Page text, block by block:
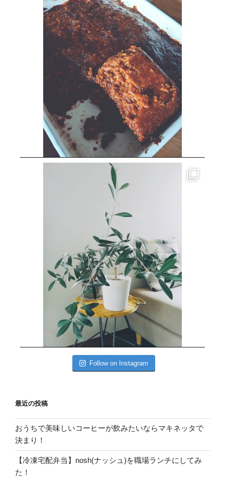
Follow on Instagram
最近の投稿
おうちで美味しいコーヒーが飲みたいならマキネッタで
決まり！
【冷凍宅配弁当】nosh(ナッシュ)を職場ランチにしてみ
た！